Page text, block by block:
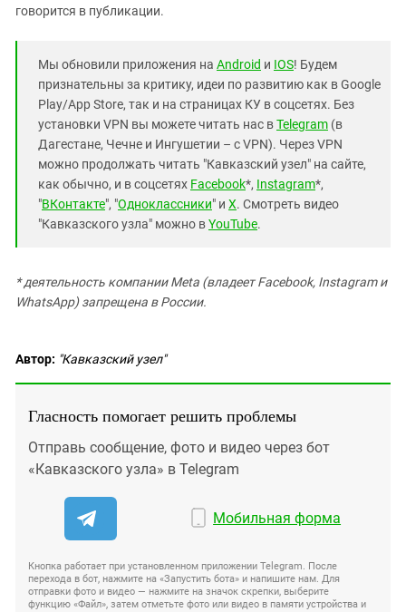
говорится в публикации.
Мы обновили приложения на Android и IOS! Будем
признательны за критику, идеи по развитию как в Google
Play/App Store, так и на страницах КУ в соцсетях. Без
установки VPN вы можете читать нас вTelegram (в
Дагестане, Чечне и Ингушетии – с VPN). Через VPN
можно продолжать читать "Кавказский узел" на сайте,
как обычно, и в соцсетях Facebook*, Instagram*,
"ВКонтакте", "Одноклассники" и X. Смотреть видео
"Кавказского узла" можно вYouTube.
* деятельность компании Meta (владеет Facebook, Instagram и
WhatsApp) запрещена в России.
Автор: "Кавказский узел"
Гласность помогает решить проблемы
Отправь сообщение, фото и видео через бот
«Кавказского узла» в Telegram
Мобильная форма
Кнопка работает при установленном приложении Telegram. После
перехода в бот, нажмите на «Запустить бота» и напишите нам. Для
отправки фото и видео — нажмите на значок скрепки, выберите
функцию «Файл», затем отметьте фото или видео в памяти устройства и